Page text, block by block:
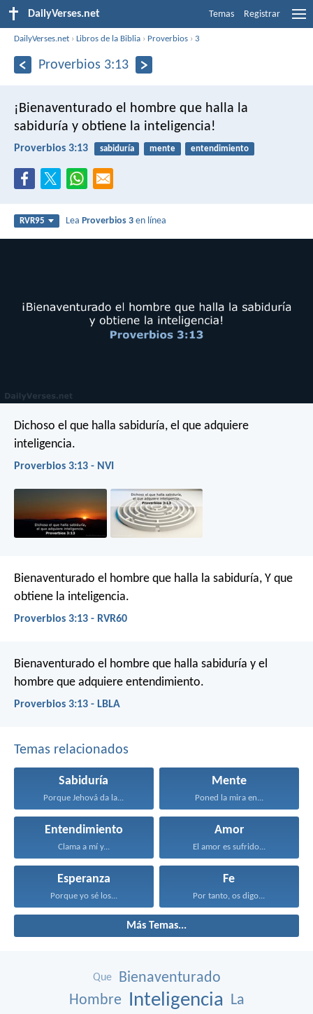
DailyVerses.net Temas Registrar
DailyVerses.net ›Libros de la Biblia › Proverbios ›3
Proverbios 3:13
¡Bienaventurado el hombre que halla la
sabiduría y obtiene la inteligencia!
Proverbios 3:13 sabiduría mente entendimiento
RVR95 LeaProverbios 3 en línea
Dichoso el que halla sabiduría, el que adquiere
inteligencia.
Proverbios 3:13 - NVI
Bienaventurado el hombre que halla la sabiduría, Y que
obtiene la inteligencia.
Proverbios 3:13 - RVR60
Bienaventurado el hombre que halla sabiduría y el
hombre que adquiere entendimiento.
Proverbios 3:13 - LBLA
Temas relacionados
Sabiduría
Porque Jehová da la...
Mente
Poned la mira en...
Entendimiento
Clama a mí y...
Amor
El amor es sufrido...
Esperanza
Porque yo sé los...
Fe
Por tanto, os digo...
Más Temas...
Que
Bienaventurado
Hombre Inteligencia La